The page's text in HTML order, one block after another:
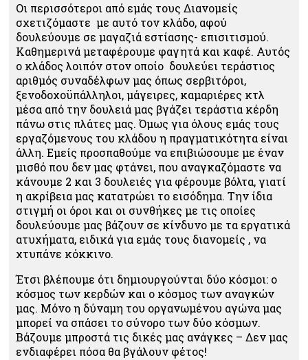
Οι περισσότεροι από εμάς τους Διανομείς
σχετιζόμαστε με αυτό τον κλάδο, αφού
δουλεύουμε σε μαγαζιά εστίασης- επισιτισμού.
Καθημερινά μεταφέρουμε φαγητά και καφέ. Αυτός
ο κλάδος λοιπόν στον οποίο δουλεύει τεράστιος
αριθμός συναδέλφων μας όπως σερβιτόροι,
ξενοδοχοϋπάλληλοι, μάγειρες, καμαριέρες κτλ
μέσα από την δουλειά μας βγάζει τεράστια κέρδη
πάνω στις πλάτες μας. Όμως για όλους εμάς τους
εργαζόμενους του κλάδου η πραγματικότητα είναι
άλλη. Εμείς προσπαθούμε να επιβιώσουμε με έναν
μισθό που δεν μας φτάνει, που αναγκαζόμαστε να
κάνουμε 2 και 3 δουλειές για φέρουμε βόλτα, γιατί
η ακρίβεια μας κατατρώει το εισόδημα. Την ίδια
στιγμή οι όροι και οι συνθήκες με τις οποίες
δουλεύουμε μας βάζουν σε κίνδυνο με τα εργατικά
ατυχήματα, ειδικά για εμάς τους διανομείς , να
χτυπάνε κόκκινο.
Έτσι βλέπουμε ότι δημιουργούνται δύο κόσμοι: ο
κόσμος των κερδών και ο κόσμος των αναγκών
μας. Μόνο η δύναμη του οργανωμένου αγώνα μας
μπορεί να σπάσει το σύνορο των δύο κόσμων.
Βάζουμε μπροστά τις δικές μας ανάγκες – Δεν μας
ενδιαφέρει πόσα θα βγάλουν φέτος!